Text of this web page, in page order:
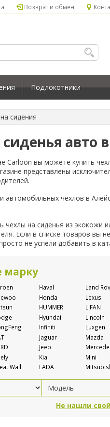
Возврат и обмен
Подлокотники
сидения
авто
Carloon вы можете купить
представлены
автомобильных чехлов в
чехлы на сиденья из экокожи
Если в списке товаров вы
не успели добавить в
марку
Wall
Haval
Honda
HUMMER
Hyundai
Infiniti
Jaguar
Jeep
Kia
LADA
Land
Lexus
LIFAN
Lincoln
Luxgen
Mazda
Mini
Не нашли